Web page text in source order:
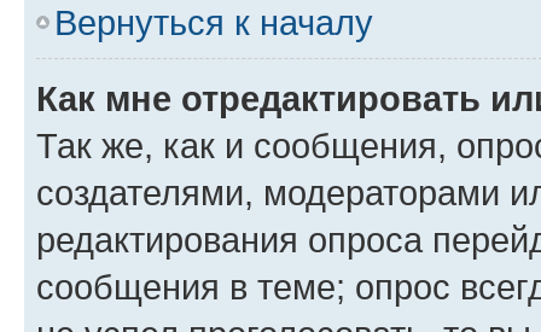
Вернуться к началу
Как мне отредактировать
Так же, как и сообщения,
создателями, модераторами
редактирования опроса
сообщения в теме; опрос